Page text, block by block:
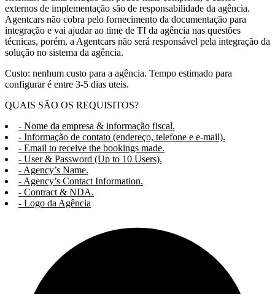
externos de implementação são de responsabilidade da agência.
Agentcars não cobra pelo fornecimento da documentação para
integração e vai ajudar ao time de TI da agência nas questões
técnicas, porém, a Agentcars não será responsável pela integração da
solução no sistema da agência.
Custo: nenhum custo para a agência. Tempo estimado para
configurar é entre 3-5 dias uteis.
QUAIS SÃO OS REQUISITOS?
- Nome da empresa & informação fiscal.
- Informação de contato (endereço, telefone e e-mail).
- Email to receive the bookings made.
- User & Password (Up to 10 Users).
- Agency’s Name.
- Agency’s Contact Information.
- Contract & NDA.
- Logo da Agência